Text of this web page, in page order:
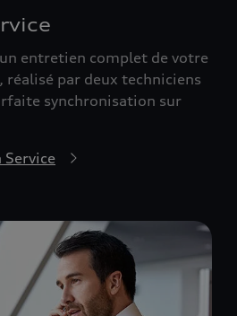
entretien complet de votre
par deux techniciens
synchronisation sur
Service